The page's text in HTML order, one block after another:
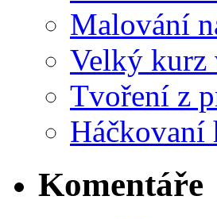
Malování
Velký kurz
Tvoření z
Háčkovaní
Komentáře